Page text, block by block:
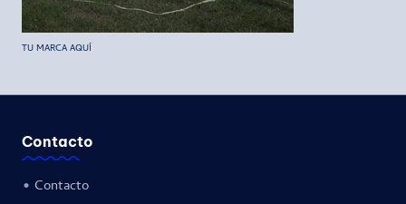
TU MARCA AQUÍ
Contacto
• Contacto